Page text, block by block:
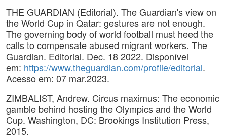
THE GUARDIAN (Editorial). The Guardian's view on
the World Cup in Qatar: gestures are not enough.
The governing body of world football must heed the
calls to compensate abused migrant workers. The
Guardian. Editorial. Dec. 18 2022. Disponível
em: https://www.theguardian.com/profile/editorial.
Acesso em: 07 mar.2023.
ZIMBALIST, Andrew. Circus maximus: The economic
gamble behind hosting the Olympics and the World
Cup. Washington, DC: Brookings Institution Press,
2015.